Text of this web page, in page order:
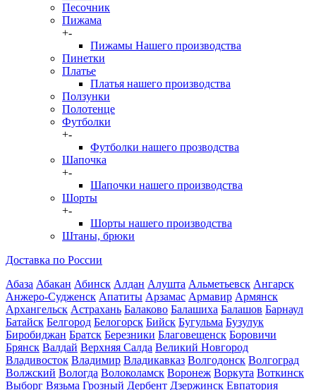
Песочник
Пижама
+-
Пижамы Нашего производства
Пинетки
Платье
Платья нашего производства
Ползунки
Полотенце
Футболки
+-
Футболки нашего прозводства
Шапочка
+-
Шапочки нашего производства
Шорты
+-
Шорты нашего производства
Штаны, брюки
Доставка по России
Абаза Абакан Абинск Алдан Алушта Альметьевск Ангарск
Анжеро-Судженск Апатиты Арзамас Армавир Армянск
Архангельск Астрахань Балаково Балашиха Балашов Барнаул
Батайск Белгород Белогорск Бийск Бугульма Бузулук
Биробиджан Братск Березники Благовещенск Боровичи
Брянск Валдай Верхняя Салда Великий Новгород
Владивосток Владимир Владикавказ Волгодонск Волгоград
Волжский Вологда Волоколамск Воронеж Воркута Воткинск
Выборг Вязьма Грозный Дербент Дзержинск Евпатория